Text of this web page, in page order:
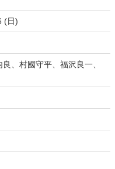
(日)
、村國守平、福沢良一、